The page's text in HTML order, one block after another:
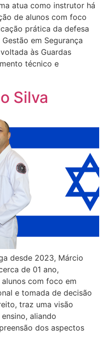
atua como instrutor há
de alunos com foco
prática da defesa
em Segurança
às Guardas
técnico e
Silva
desde 2023, Márcio
de 01 ano,
com foco em
e tomada de decisão
traz uma visão
aliando
dos aspectos